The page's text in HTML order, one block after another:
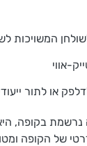
המשויכות
אווי
או לתור
בקופה,
של הקופה